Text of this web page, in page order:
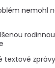
nemohl
textové